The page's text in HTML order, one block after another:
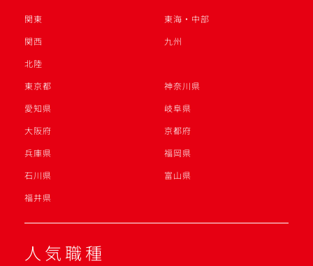
関東
東海・中部
関西
九州
北陸
東京都
神奈川県
愛知県
岐阜県
大阪府
京都府
兵庫県
福岡県
石川県
富山県
福井県
人気職種